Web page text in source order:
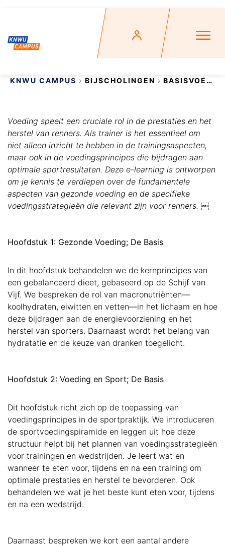
KNWU CAMPUS BIJSCHOLINGEN BASISVOEDING
Voeding speelt een cruciale rol in de prestaties en het
herstel van renners. Als trainer is het essentieel om
niet alleen inzicht te hebben in de trainingsaspecten,
maar ook in de voedingsprincipes die bijdragen aan
optimale sportresultaten. Deze e-learning is ontworpen
om je kennis te verdiepen over de fundamentele
aspecten van gezonde voeding en de specifieke
voedingsstrategieën die relevant zijn voor renners. ￼
Hoofdstuk 1: Gezonde Voeding; De Basis
In dit hoofdstuk behandelen we de kernprincipes van
een gebalanceerd dieet, gebaseerd op de Schijf van
Vijf. We bespreken de rol van macronutriënten—
koolhydraten, eiwitten en vetten—in het lichaam en hoe
deze bijdragen aan de energievoorziening en het
herstel van sporters. Daarnaast wordt het belang van
hydratatie en de keuze van dranken toegelicht.
Hoofdstuk 2: Voeding en Sport; De Basis
Dit hoofdstuk richt zich op de toepassing van
voedingsprincipes in de sportpraktijk. We introduceren
de sportvoedingspiramide en leggen uit hoe deze
structuur helpt bij het plannen van voedingsstrategieën
voor trainingen en wedstrijden. Je leert wat en
wanneer te eten voor, tijdens en na een training om
optimale prestaties en herstel te bevorderen. Ook
behandelen we wat je het beste kunt eten voor, tijdens
en na een wedstrijd.
Daarnaast bespreken we kort een aantal andere